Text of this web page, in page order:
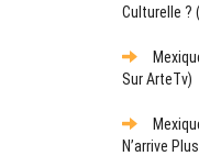
Culturelle ?
Sur ArteTv)
N’arrive